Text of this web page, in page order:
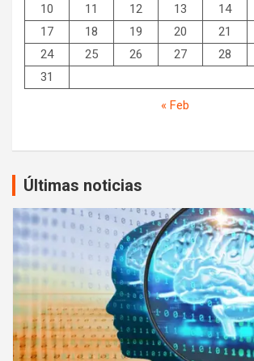
10
11 12 13 14
17
18 19 20 21
24
25 26 27 28
31
« Feb
Últimas noticias